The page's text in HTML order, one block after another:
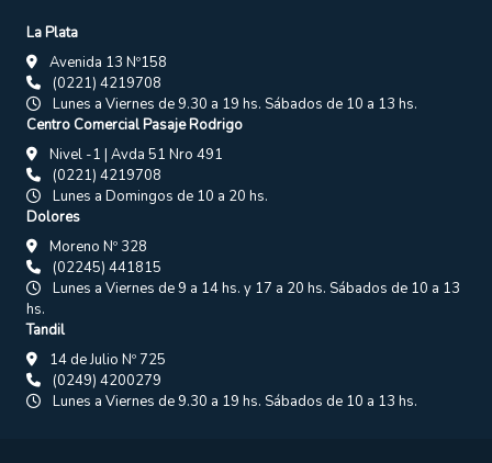
La Plata
Avenida 13 Nº158
(0221) 4219708
Lunes a Viernes de 9.30 a 19 hs. Sábados de 10 a 13 hs.
Centro Comercial Pasaje Rodrigo
Nivel -1 | Avda 51 Nro 491
(0221) 4219708
Lunes a Domingos de 10 a 20 hs.
Dolores
Moreno Nº 328
(02245) 441815
Lunes a Viernes de 9 a 14 hs. y 17 a 20 hs. Sábados de 10 a 13
hs.
Tandil
14 de Julio Nº 725
(0249) 4200279
Lunes a Viernes de 9.30 a 19 hs. Sábados de 10 a 13 hs.